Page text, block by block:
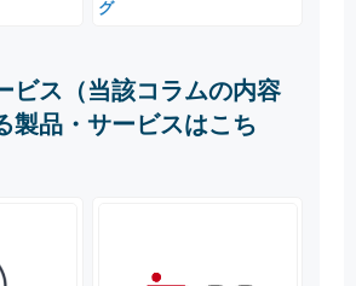
グ
ビス（当該コラムの内容
製品・サービスはこち